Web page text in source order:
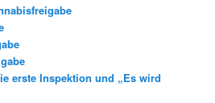
erste Inspektion und „Es wird